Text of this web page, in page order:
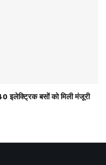
इलेक्ट्रिक बसों को मिली मंजूरी